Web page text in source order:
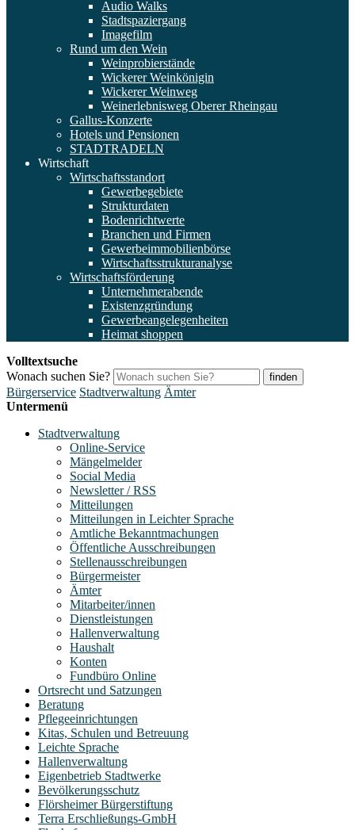
Audio Walks
Stadtspaziergang
Imagefilm
Rund um den Wein
Weinprobierstände
Wickerer Weinkönigin
Wickerer Weinweg
Weinerlebnisweg Oberer Rheingau
Gallus-Konzerte
Hotels und Pensionen
STADTRADELN
Wirtschaft
Wirtschaftsstandort
Gewerbegebiete
Strukturdaten
Bodenrichtwerte
Branchen und Firmen
Gewerbeimmobilienbörse
Wirtschaftsstrukturanalyse
Wirtschaftsförderung
Unternehmerabende
Existenzgründung
Gewerbeangelegenheiten
Heimat shoppen
Volltextsuche
Wonach suchen Sie?
finden
Bürgerservice Stadtverwaltung Ämter
Untermenü
Stadtverwaltung
Online-Service
Mängelmelder
Social Media
Newsletter / RSS
Mitteilungen
Mitteilungen in Leichter Sprache
Amtliche Bekanntmachungen
Öffentliche Ausschreibungen
Stellenausschreibungen
Bürgermeister
Ämter
Mitarbeiter/innen
Dienstleistungen
Hallenverwaltung
Haushalt
Konten
Fundbüro Online
Ortsrecht und Satzungen
Beratung
Pflegeeinrichtungen
Kitas, Schulen und Betreuung
Leichte Sprache
Hallenverwaltung
Eigenbetrieb Stadtwerke
Bevölkerungsschutz
Flörsheimer Bürgerstiftung
Terra Erschließungs-GmbH